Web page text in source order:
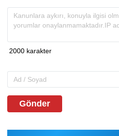
Gönder